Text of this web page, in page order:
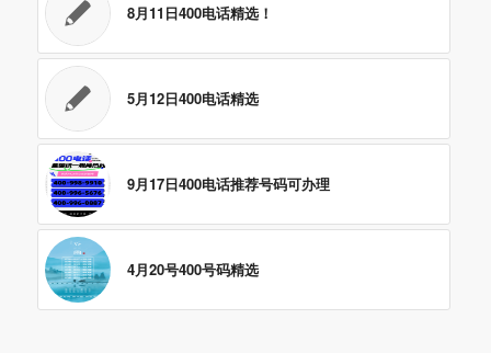
8月11日400电话精选！
5月12日400电话精选
9月17日400电话推荐号码可办理
4月20号400号码精选